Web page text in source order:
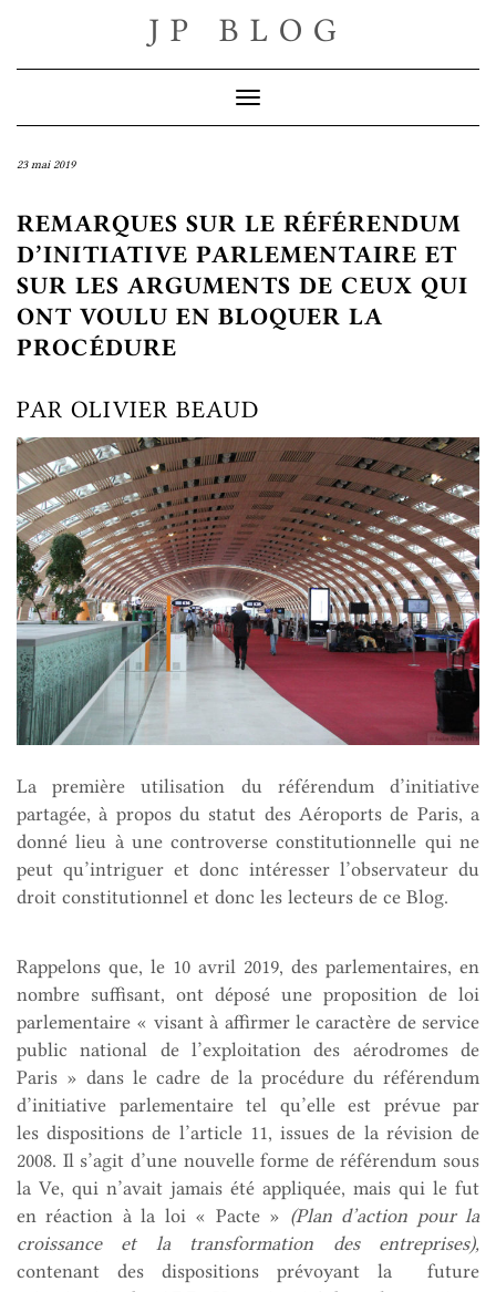
JP BLOG
Toggle Navigation
23 mai 2019
REMARQUES SUR LE RÉFÉRENDUM
D’INITIATIVE PARLEMENTAIRE ET
SUR LES ARGUMENTS DE CEUX QUI
ONT VOULU EN BLOQUER LA
PROCÉDURE
PAR OLIVIER BEAUD
La première utilisation du référendum d’initiative
partagée, à propos du statut des Aéroports de Paris, a
donné lieu à une controverse constitutionnelle qui ne
peut qu’intriguer et donc intéresser l’observateur du
droit constitutionnel et donc les lecteurs de ce Blog.
Rappelons que, le 10 avril 2019, des parlementaires, en
nombre suffisant, ont déposé une proposition de loi
parlementaire « visant à affirmer le caractère de service
public national de l’exploitation des aérodromes de
Paris » dans le cadre de la procédure du référendum
d’initiative parlementaire tel qu’elle est prévue par
les dispositions de l’article 11, issues de la révision de
2008. Il s’agit d’une nouvelle forme de référendum sous
la Ve, qui n’avait jamais été appliquée, mais qui le fut
en réaction à la loi « Pacte » (Plan d’action pour la
croissance et la transformation des entreprises),
contenant des dispositions prévoyant la future